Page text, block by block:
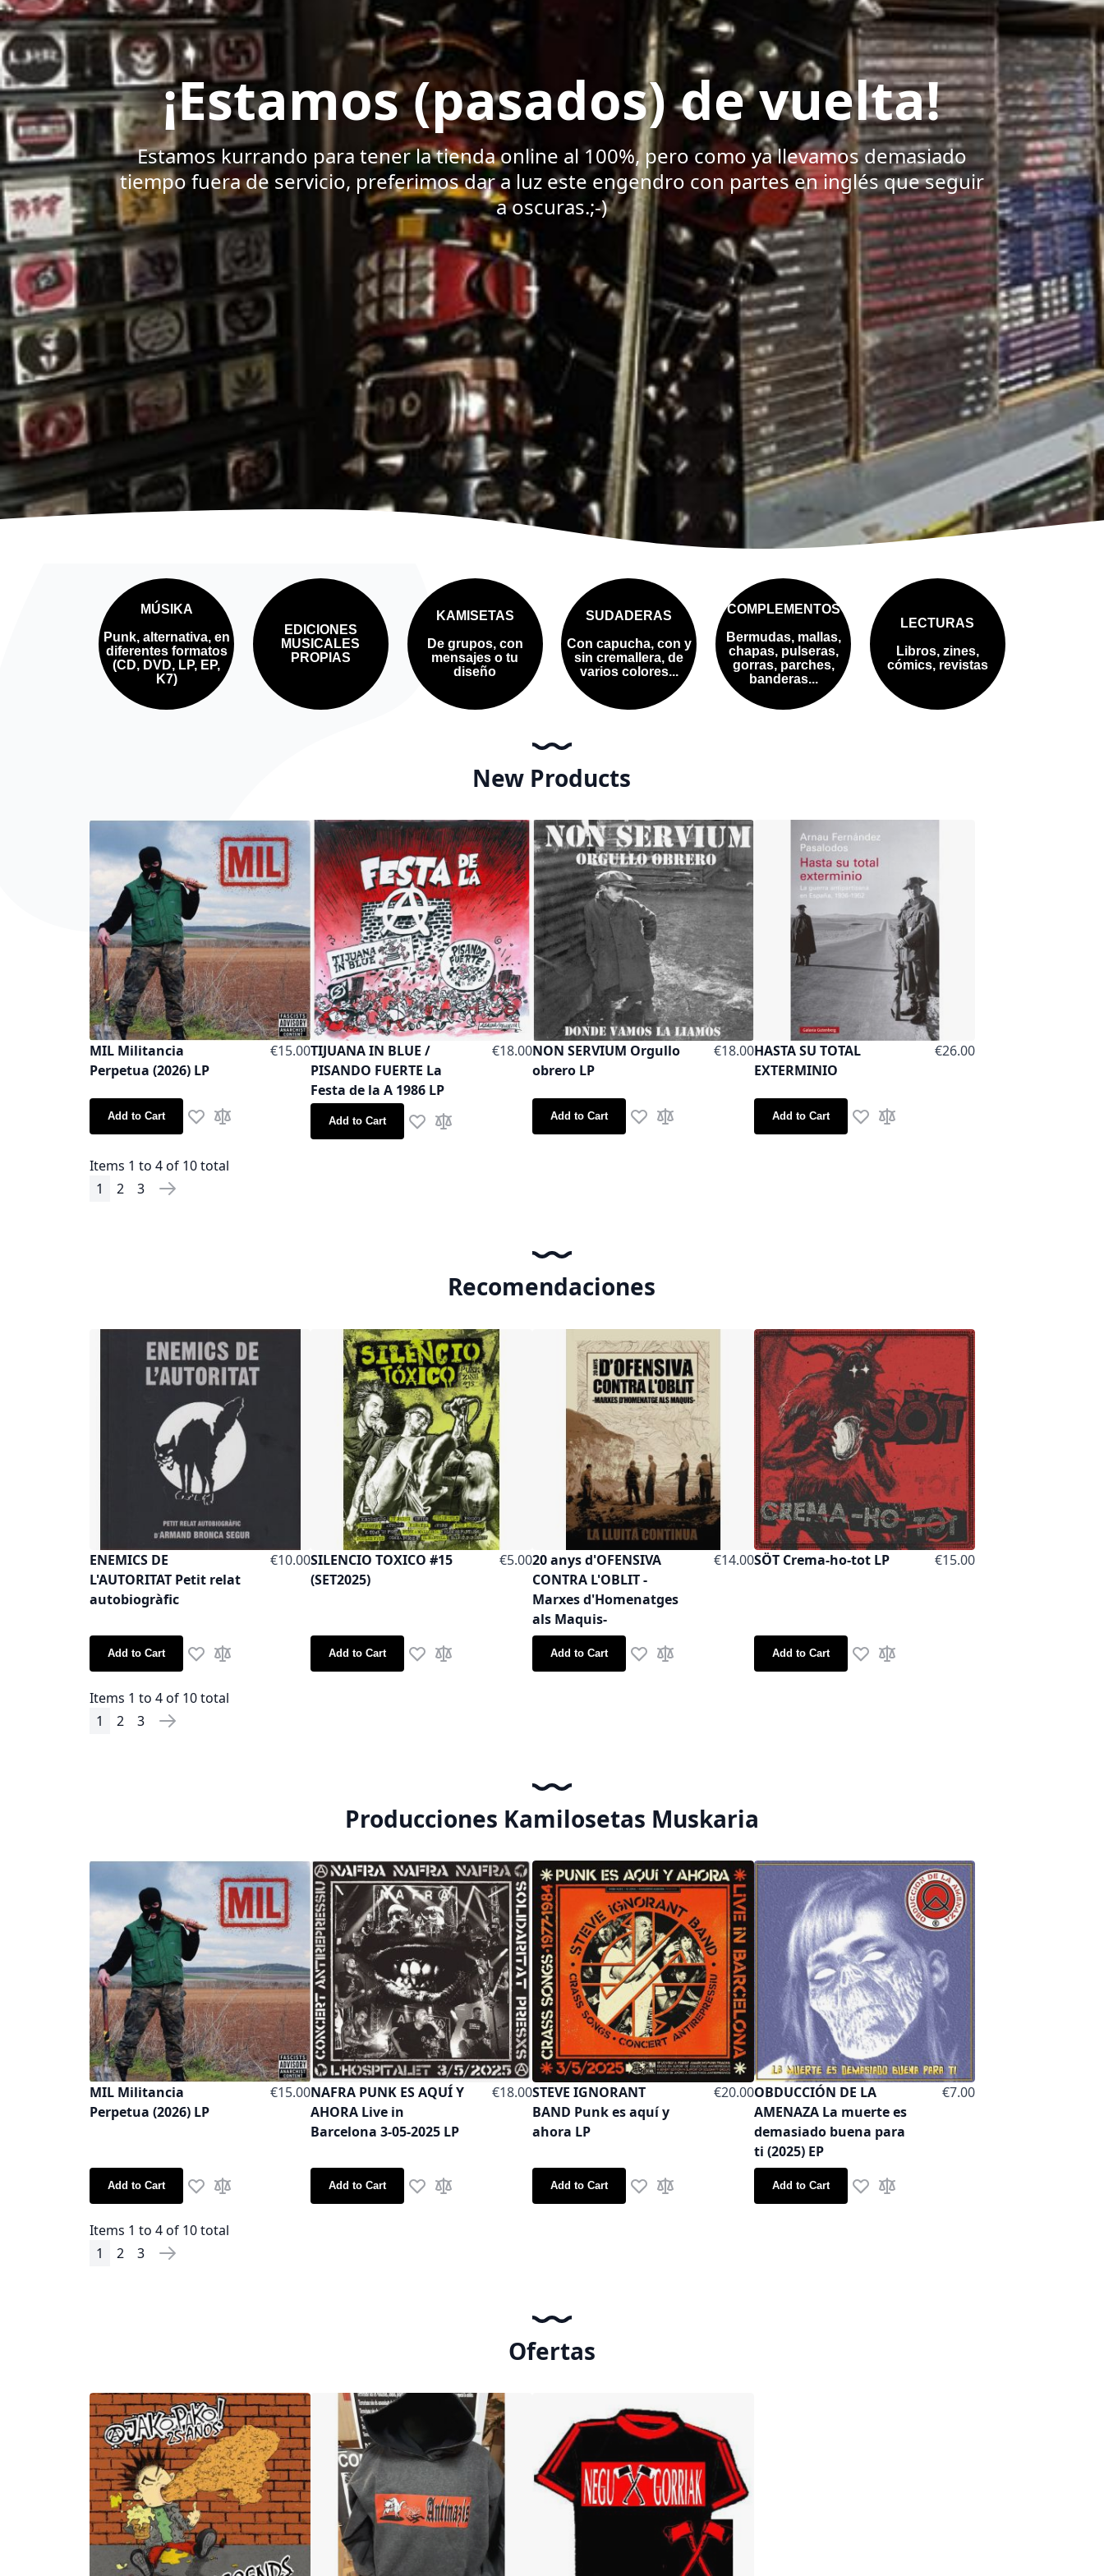
¡Estamos (pasados) de vuelta!
Estamos kurrando para tener la tienda online al 100%, pero como ya llevamos demasiado
tiempo fuera de servicio, preferimos dar a luz este engendro con partes en inglés que seguir
a oscuras.;-)
MÚSIKA
Punk, alternativa, en
diferentes formatos
(CD, DVD, LP, EP,
K7)
EDICIONES
MUSICALES
PROPIAS
KAMISETAS
De grupos, con
mensajes o tu
diseño
SUDADERAS
Con capucha, con y
sin cremallera, de
varios colores...
COMPLEMENTOS
Bermudas, mallas,
chapas, pulseras,
gorras, parches,
banderas...
LECTURAS
Libros, zines,
cómics, revistas
New Products
MIL Militancia
Perpetua (2026) LP
€15.00
Add to Cart Add to Wish List
Add to Compare
TIJUANA IN BLUE /
PISANDO FUERTE La
Festa de la A 1986 LP
€18.00
Add to Cart Add to Wish List
Add to Compare
NON SERVIUM Orgullo
obrero LP
€18.00
Add to Cart Add to Wish List
Add to Compare
HASTA SU TOTAL
EXTERMINIO
€26.00
Add to Cart Add to Wish List
Add to Compare
Items 1 to 4 of 10 total
Page
You're currently reading page
1 Page
2 Page
3 Page
Next
Recomendaciones
ENEMICS DE
L'AUTORITAT Petit relat
autobiogràfic
€10.00
Add to Cart Add to Wish List
Add to Compare
SILENCIO TOXICO #15
(SET2025)
€5.00
Add to Cart Add to Wish List
Add to Compare
20 anys d'OFENSIVA
CONTRA L'OBLIT -
Marxes d'Homenatges
als Maquis-
€14.00
Add to Cart Add to Wish List
Add to Compare
SÖT Crema-ho-tot LP €15.00
Add to Cart Add to Wish List
Add to Compare
Items 1 to 4 of 10 total
Page
You're currently reading page
1 Page
2 Page
3 Page
Next
Producciones Kamilosetas Muskaria
MIL Militancia
Perpetua (2026) LP
€15.00
Add to Cart Add to Wish List
Add to Compare
NAFRA PUNK ES AQUÍ Y
AHORA Live in
Barcelona 3-05-2025 LP
€18.00
Add to Cart Add to Wish List
Add to Compare
STEVE IGNORANT
BAND Punk es aquí y
ahora LP
€20.00
Add to Cart Add to Wish List
Add to Compare
OBDUCCIÓN DE LA
AMENAZA La muerte es
demasiado buena para
ti (2025) EP
€7.00
Add to Cart Add to Wish List
Add to Compare
Items 1 to 4 of 10 total
Page
You're currently reading page
1 Page
2 Page
3 Page
Next
Ofertas